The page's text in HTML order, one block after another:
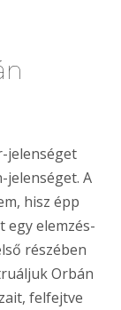
jelenséget
A
hisz épp
egy elemzés-
részében
Orbán
felfejtve